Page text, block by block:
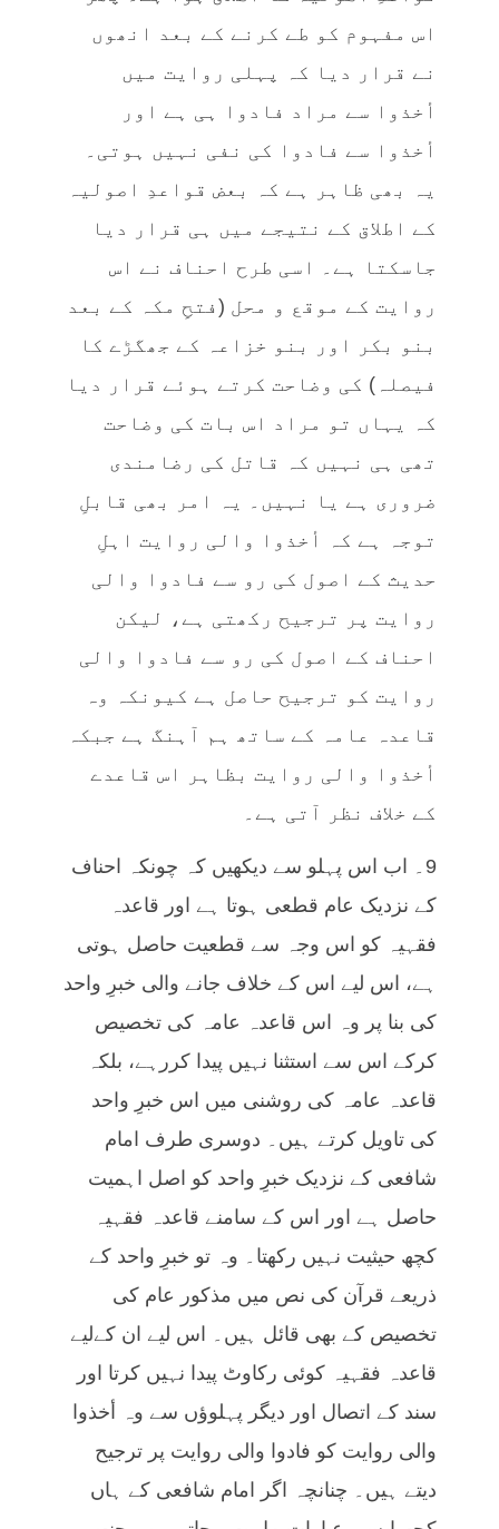
اس مفہوم کو طے کرنے کے بعد انھوں
نے قرار دیا کہ پہلی روایت میں
أخذوا سے مراد فادوا ہی ہے اور
أخذوا سے فادوا کی نفی نہیں ہوتی۔
یہ بھی ظاہر ہے کہ بعض قواعدِ اصولیہ
کے اطلاق کے نتیجے میں ہی قرار دیا
جاسکتا ہے۔ اسی طرح احناف نے اس
روایت کے موقع و محل (فتحِ مکہ کے بعد
بنو بکر اور بنو خزاعہ کے جھگڑے کا
فیصلہ) کی وضاحت کرتے ہوئے قرار دیا
کہ یہاں تو مراد اس بات کی وضاحت
تھی ہی نہیں کہ قاتل کی رضامندی
ضروری ہے یا نہیں۔ یہ امر بھی قابلِ
توجہ ہے کہ أخذوا والی روایت اہلِ
حدیث کے اصول کی رو سے فادوا والی
روایت پر ترجیح رکھتی ہے، لیکن
احناف کے اصول کی رو سے فادوا والی
روایت کو ترجیح حاصل ہے کیونکہ وہ
قاعدہ عامہ کے ساتھ ہم آہنگ ہے جبکہ
أخذوا والی روایت بظاہر اس قاعدے
کے خلاف نظر آتی ہے۔
9۔ اب اس پہلو سے دیکھیں کہ چونکہ احناف
کے نزدیک عام قطعی ہوتا ہے اور قاعدہ
فقہیہ کو اس وجہ سے قطعیت حاصل ہوتی
ہے، اس لیے اس کے خلاف جانے والی خبرِ واحد
کی بنا پر وہ اس قاعدہ عامہ کی تخصیص
کرکے اس سے استثنا نہیں پیدا کررہے، بلکہ
قاعدہ عامہ کی روشنی میں اس خبرِ واحد
کی تاویل کرتے ہیں۔ دوسری طرف امام
شافعی کے نزدیک خبرِ واحد کو اصل اہمیت
حاصل ہے اور اس کے سامنے قاعدہ فقہیہ
کچھ حیثیت نہیں رکھتا۔ وہ تو خبرِ واحد کے
ذریعے قرآن کی نص میں مذکور عام کی
تخصیص کے بھی قائل ہیں۔ اس لیے ان کےلیے
قاعدہ فقہیہ کوئی رکاوٹ پیدا نہیں کرتا اور
سند کے اتصال اور دیگر پہلوؤں سے وہ أخذوا
والی روایت کو فادوا والی روایت پر ترجیح
دیتے ہیں۔ چنانچہ اگر امام شافعی کے ہاں